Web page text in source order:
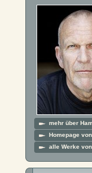
mehr über
Homepage
alle Werke